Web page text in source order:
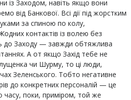
із Заходом, навіть якщо вони
від Банкової. Всі дії під жорстким
за спиною по колу,
контактів із волею без
до Заходу — завжди обтяжлива
А от якщо Захід тебе не
чи Шурму, то ці люди,
Зеленського. Тобто негативне
до конкретних персоналій — це
часу, поки, приміром, той же